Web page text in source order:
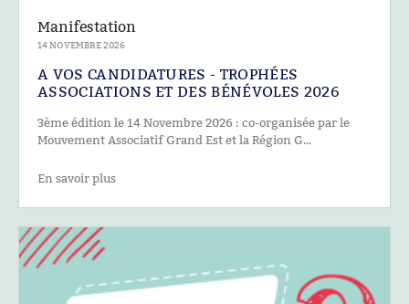
Manifestation
14 NOVEMBRE 2026
A VOS CANDIDATURES - TROPHÉES
ASSOCIATIONS ET DES BÉNÉVOLES 2026
3ème édition le 14 Novembre 2026 : co-organisée par le
Mouvement Associatif Grand Est et la Région G...
En savoir plus